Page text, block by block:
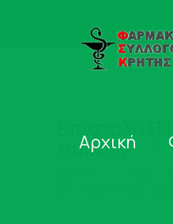
Αρχική
Επιστολή
trulicity